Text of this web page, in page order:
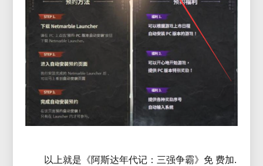
以上就是《阿斯达年代记：三强争霸》免 费加.